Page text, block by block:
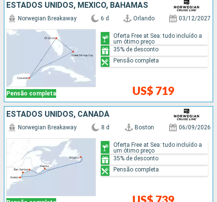
ESTADOS UNIDOS, MÉXICO, BAHAMAS
Pensão completa
Norwegian Breakaway 6 d Orlando 03/12/2027
US$ 719
Oferta Free at Sea: tudo incluído a
um ótimo preço
35% de desconto
Pensão completa
ESTADOS UNIDOS, CANADÁ
Norwegian Breakaway 8 d Boston 06/09/2026
Oferta Free at Sea: tudo incluído a
um ótimo preço
35% de desconto
Pensão completa